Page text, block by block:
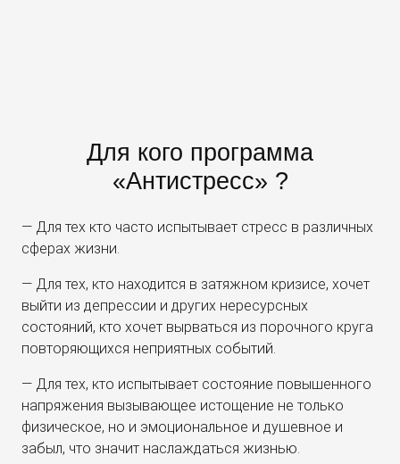
Для кого программа
«Антистресс» ?
— Для тех кто часто испытывает стресс в различных
сферах жизни.
— Для тех, кто находится в затяжном кризисе, хочет
выйти из депрессии и других нересурсных
состояний, кто хочет вырваться из порочного круга
повторяющихся неприятных событий.
— Для тех, кто испытывает состояние повышенного
напряжения вызывающее истощение не только
физическое, но и эмоциональное и душевное и
забыл, что значит наслаждаться жизнью.